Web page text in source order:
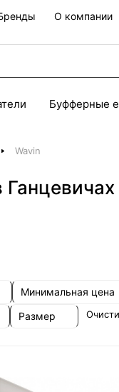
О компании
Буфферные
Wavin
Минимальная цена
Размер